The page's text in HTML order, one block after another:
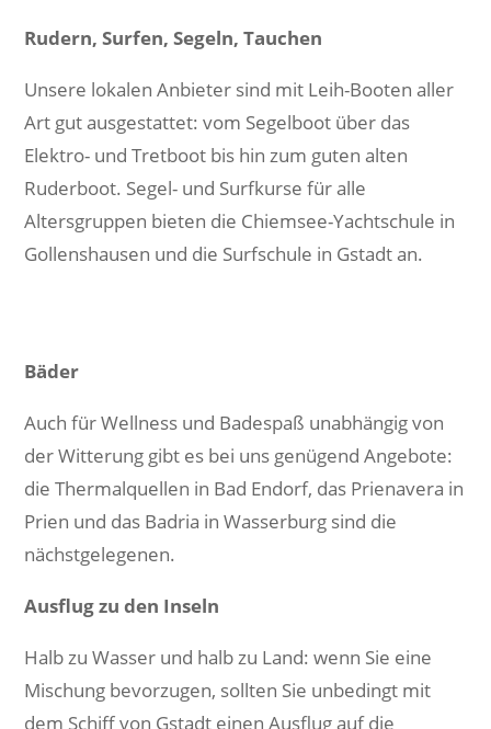
Rudern, Surfen, Segeln, Tauchen
Unsere lokalen Anbieter sind mit Leih-Booten aller
Art gut ausgestattet: vom Segelboot über das
Elektro- und Tretboot bis hin zum guten alten
Ruderboot. Segel- und Surfkurse für alle
Altersgruppen bieten die Chiemsee-Yachtschule in
Gollenshausen und die Surfschule in Gstadt an.
Bäder
Auch für Wellness und Badespaß unabhängig von
der Witterung gibt es bei uns genügend Angebote:
die Thermalquellen in Bad Endorf, das Prienavera in
Prien und das Badria in Wasserburg sind die
nächstgelegenen.
Ausflug zu den Inseln
Halb zu Wasser und halb zu Land: wenn Sie eine
Mischung bevorzugen, sollten Sie unbedingt mit
dem Schiff von Gstadt einen Ausflug auf die